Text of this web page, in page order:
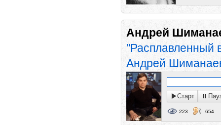
Андрей
"Расплавленный
Андрей
Старт
223 654